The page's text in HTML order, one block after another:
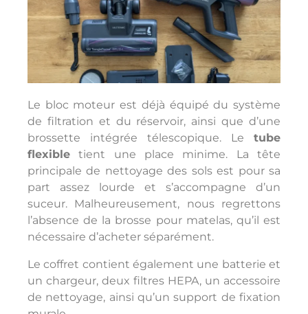
Le bloc moteur est déjà équipé du système
de filtration et du réservoir, ainsi que d’une
brossette intégrée télescopique. Le tube
flexible tient une place minime. La tête
principale de nettoyage des sols est pour sa
part assez lourde et s’accompagne d’un
suceur. Malheureusement, nous regrettons
l’absence de la brosse pour matelas, qu’il est
nécessaire d’acheter séparément.
Le coffret contient également une batterie et
un chargeur, deux filtres HEPA, un accessoire
de nettoyage, ainsi qu’un support de fixation